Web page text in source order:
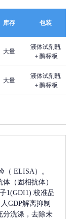
库存 包装
大量
液体试剂瓶
＋酶标板
大量
液体试剂瓶
＋酶标板
（ ELISA）。
体（固相抗体）
1(GDI1) 校准品
人GDP解离抑制
分洗涤，去除未